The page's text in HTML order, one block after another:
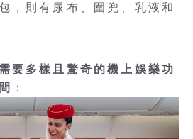
，則有尿布、圍兜、乳液和
要多樣且驚奇的機上娛樂功
：